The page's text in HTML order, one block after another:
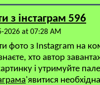
з інстаграм 596
2026 at 07:28 AM
фото з Instagram на
хто автор
і утримуйте
'явитися